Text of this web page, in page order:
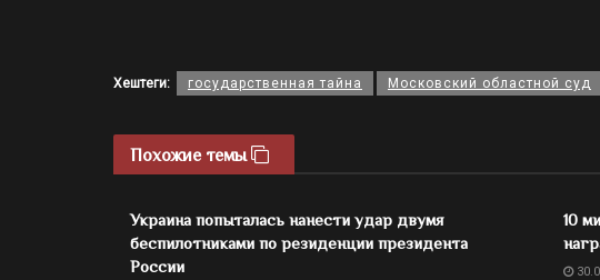
Хештеги: государственная тайна Московский областной суд
Похожие темы
Украина попыталась нанести удар двумя
беспилотниками по резиденции президента
России
10